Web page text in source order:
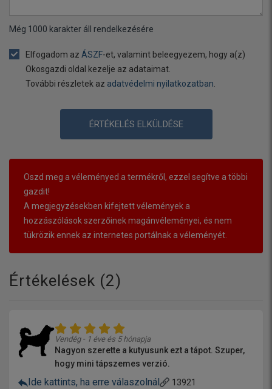
Még 1000 karakter áll rendelkezésére
Elfogadom az ÁSZF-et, valamint beleegyezem, hogy a(z)
Okosgazdi oldal kezelje az adataimat.
További részletek az adatvédelmi nyilatkozatban
ÉRTÉKELÉS ELKÜLDÉSE
Oszd meg a véleményed a termékről, ezzel segítve a többi
gazdit!
A megjegyzésekben kifejtett vélemények a
hozzászólások szerzőinek magánvéleményei, és nem
tükrözik ennek az internetes portálnak a véleményét.
Értékelések (2)
Vendég - 1 éve és 5 hónapja
Nagyon szerette a kutyusunk ezt a tápot. Szuper,
hogy mini tápszemes verzió.
Ide kattints, ha erre válaszolnál 13921